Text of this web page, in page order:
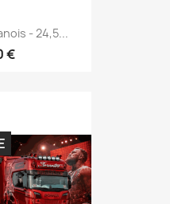
- 24,5...
€